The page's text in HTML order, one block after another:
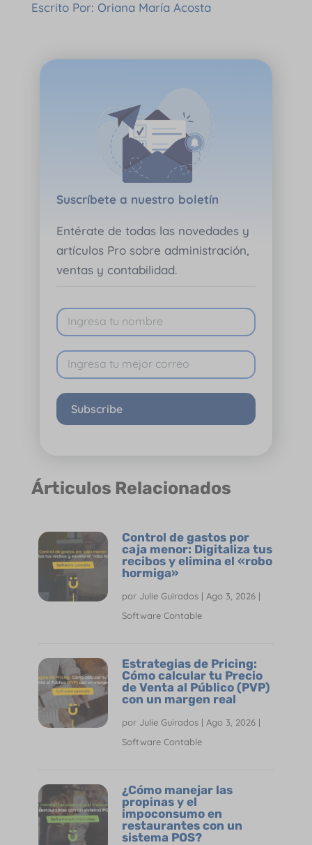
Escrito Por: Oriana María Acosta
Suscríbete a nuestro boletín
Entérate de todas las novedades y
artículos Pro sobre administración,
ventas y contabilidad.
Subscribe
Árticulos Relacionados
Control de gastos por
caja menor: Digitaliza tus
recibos y elimina el «robo
hormiga»
por Julie Guirados| Ago 3, 2026|
Software Contable
Estrategias de Pricing:
Cómo calcular tu Precio
de Venta al Público (PVP)
con un margen real
por Julie Guirados| Ago 3, 2026|
Software Contable
¿Cómo manejar las
propinas y el
impoconsumo en
restaurantes con un
sistema POS?